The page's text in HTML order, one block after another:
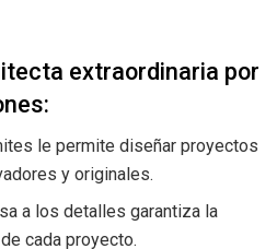
extraordinaria por
le permite diseñar proyectos
y originales.
a los detalles garantiza la
cada proyecto.